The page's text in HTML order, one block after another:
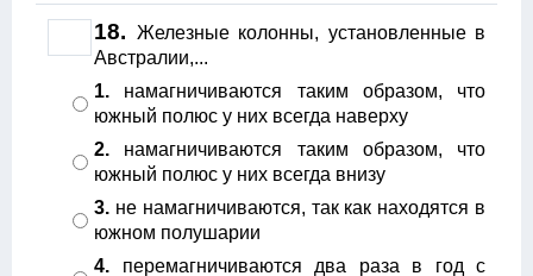
18. Железные колонны, установленные в
Австралии,...
1. намагничиваются таким образом, что
южный полюс у них всегда наверху
2. намагничиваются таким образом, что
южный полюс у них всегда внизу
3. не намагничиваются, так как находятся в
южном полушарии
4. перемагничиваются два раза в год с